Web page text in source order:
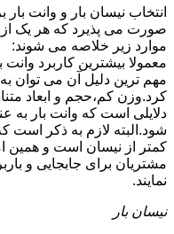
انتخاب نیسان بار و وانت بار
صورت می پذیرد که هر یک از
موارد زیر خلاصه می شوند:
معمولا بیشترین کاربرد
مهم ترین دلیل آن می توان
کرد.وزن کم،حجم و ابعاد
دلایلی است که وانت بار به
شود.البته لازم به ذکر است
کمتر از نیسان است و همین
مشتریان برای جابجایی و
نمایند.
نیسان بار